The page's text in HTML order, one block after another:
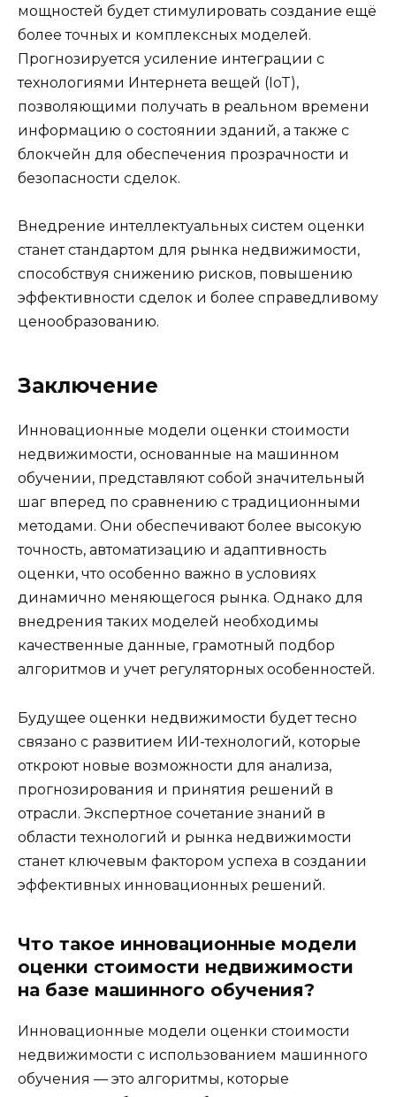
мощностей будет стимулировать создание ещё
более точных и комплексных моделей.
Прогнозируется усиление интеграции с
технологиями Интернета вещей (IoT),
позволяющими получать в реальном времени
информацию о состоянии зданий, а также с
блокчейн для обеспечения прозрачности и
безопасности сделок.
Внедрение интеллектуальных систем оценки
станет стандартом для рынка недвижимости,
способствуя снижению рисков, повышению
эффективности сделок и более справедливому
ценообразованию.
Заключение
Инновационные модели оценки стоимости
недвижимости, основанные на машинном
обучении, представляют собой значительный
шаг вперед по сравнению с традиционными
методами. Они обеспечивают более высокую
точность, автоматизацию и адаптивность
оценки, что особенно важно в условиях
динамично меняющегося рынка. Однако для
внедрения таких моделей необходимы
качественные данные, грамотный подбор
алгоритмов и учет регуляторных особенностей.
Будущее оценки недвижимости будет тесно
связано с развитием ИИ-технологий, которые
откроют новые возможности для анализа,
прогнозирования и принятия решений в
отрасли. Экспертное сочетание знаний в
области технологий и рынка недвижимости
станет ключевым фактором успеха в создании
эффективных инновационных решений.
Что такое инновационные модели
оценки стоимости недвижимости
на базе машинного обучения?
Инновационные модели оценки стоимости
недвижимости с использованием машинного
обучения — это алгоритмы, которые